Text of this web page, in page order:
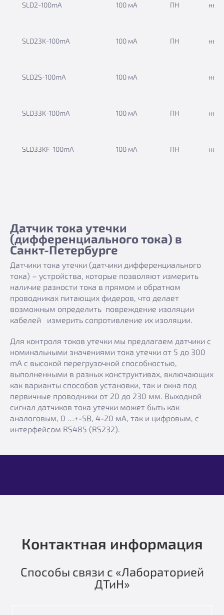
SLD2-100mА 100 мА ПН нет
SLD23K-100mА 100 мА ПН нет
SLD2S-100mA 100 мА нет
SLD33K-100mА 100 мА ПН нет
SLD33KF-100mА 100 мА ПН нет
Датчик тока утечки
(дифференциального тока) в
Санкт-Петербурге
Датчики тока утечки (датчики дифференциального
тока) – устройства, которые позволяют измерить
наличие разности тока в прямом и обратном
проводниках питающих фидеров, что делает
возможным определить повреждение изоляции
кабелей измерить сопротивление их изоляции.
Для контроля токов утечки мы предлагаем датчики с
номинальными значениями тока утечки от 5 до 300
mA с высокой перегрузочной способностью,
выполненными в разных конструктивах, включающих
как варианты способов установки, так и окна под
первичные проводники от 20 до 230 мм. Выходной
сигнал датчиков тока утечки может быть как
аналоговым, 0 …+-5В, 4-20 мА, так и цифровым, с
интерфейсом RS485 (RS232).
Контактная информация
Способы связи с «Лабораторией
ДТиН»